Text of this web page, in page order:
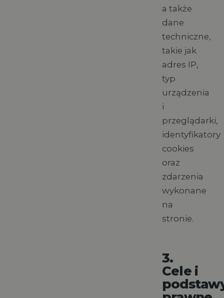
a także
dane
techniczne,
takie jak
adres IP,
typ
urządzenia
i
przeglądarki,
identyfikatory
cookies
oraz
zdarzenia
wykonane
na
stronie.
3.
Cele i